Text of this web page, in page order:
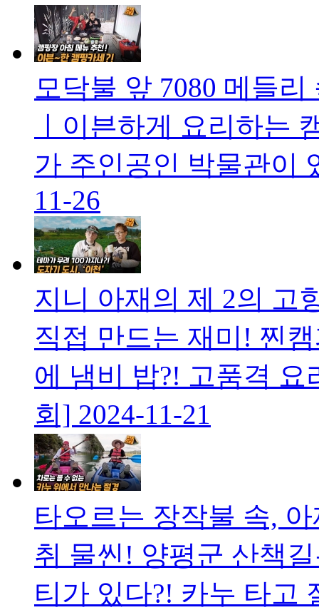
모닥불 앞 7080 메들
ㅣ이븐하게 요리하는
가 주인공인 박물관이
11-26
지니 아재의 제 2의 고
직접 만드는 재미! 찐
에 냄비 밥?! 고품격
회] 2024-11-21
타오르는 장작불 속,
취 물씬! 양평군 산책
티가 있다?! 카누 타고